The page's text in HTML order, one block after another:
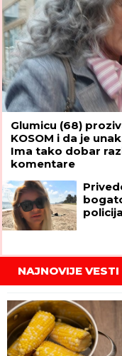
Glumicu (68)
KOSOM i da je
Ima tako dobar
komentare
NAJNOVIJE VESTI